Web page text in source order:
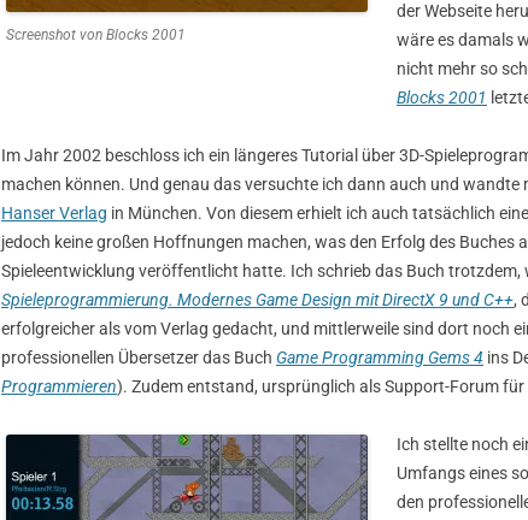
Screenshot von Blocks 2001
der Webseite
wäre es damals
nicht mehr so
Blocks 2001
Im Jahr 2002 beschloss ich ein längeres Tutorial über 3D-
machen können. Und genau das versuchte ich dann auch und
Hanser Verlag in München. Von diesem erhielt ich auch tatsächlich
jedoch keine großen Hoffnungen machen, was den Erfolg des
Spieleentwicklung veröffentlicht hatte. Ich schrieb das Buch
Spieleprogrammierung. Modernes Game Design mit DirectX 9 und C++,
erfolgreicher als vom Verlag gedacht, und mittlerweile sind dort noch
professionellen Übersetzer das Buch Game Programming Gems 4 ins
Programmieren). Zudem entstand, ursprünglich als Support-Forum
Ich stellte noch
Umfangs eines
den